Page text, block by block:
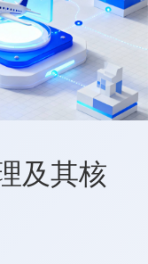
及其核